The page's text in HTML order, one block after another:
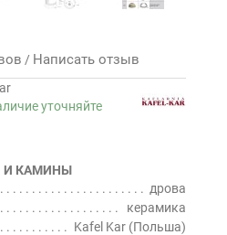
/ Написать отзыв
уточняйте
И КАМИНЫ
дрова
керамика
Kafel Kar (Польша)